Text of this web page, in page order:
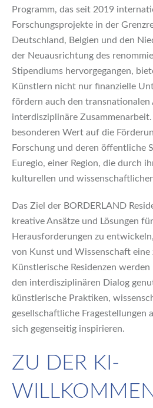
Programm, das seit 2019
Forschungsprojekte in der
Deutschland, Belgien und den
der Neuausrichtung des
Stipendiums hervorgegangen,
Künstlern nicht nur finanzielle
fördern auch den transnationalen
interdisziplinäre
besonderen Wert auf die
Forschung und deren öffentliche
Euregio, einer Region, die durch
kulturellen und
Das Ziel der BORDERLAND
kreative Ansätze und Lösungen
Herausforderungen zu
von Kunst und Wissenschaft eine
Künstlerische Residenzen
den interdisziplinären Dialog
künstlerische Praktiken,
gesellschaftliche Fragestellungen
sich gegenseitig inspirieren.
ZU DER KI-